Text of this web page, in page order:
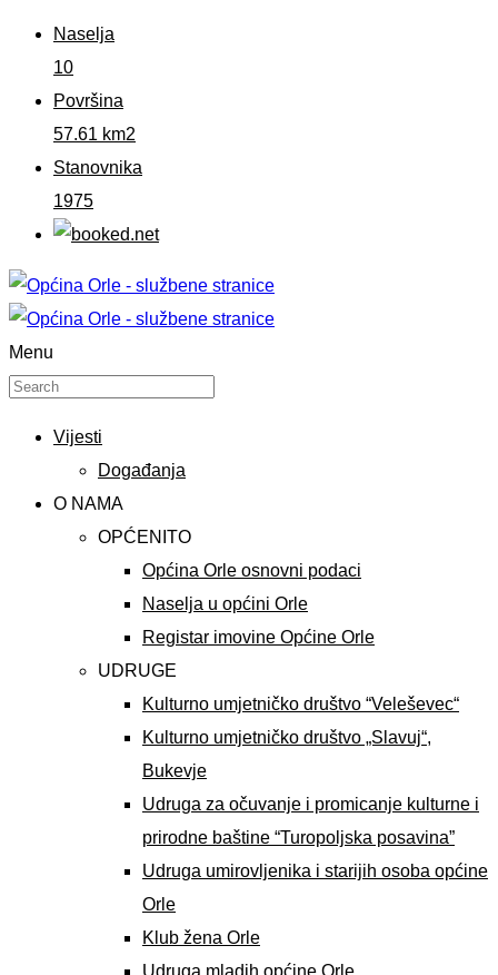
Naselja
10
Površina
57.61 km2
Stanovnika
1975
Menu
Vijesti
Događanja
O NAMA
OPĆENITO
Općina Orle osnovni podaci
Naselja u općini Orle
Registar imovine Općine Orle
UDRUGE
Kulturno umjetničko društvo “Veleševec“
Kulturno umjetničko društvo „Slavuj“,
Bukevje
Udruga za očuvanje i promicanje kulturne i
prirodne baštine “Turopoljska posavina”
Udruga umirovljenika i starijih osoba općine
Orle
Klub žena Orle
Udruga mladih općine Orle